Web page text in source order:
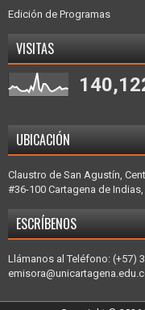
Edición de Programas
VISITAS
UBICACIÓN
Claustro de San Agustín,
#36-100 Cartagena de
ESCRÍBENOS
Llámanos al Teléfono: (+57)